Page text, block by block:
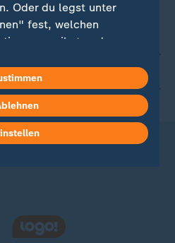
Oder du legst unter
fest, welchen
gibst und
Wirkung für die Zukunft
widerrufen oder ändern.
findest du in unserer